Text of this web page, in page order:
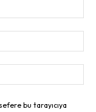
bu tarayıcıya